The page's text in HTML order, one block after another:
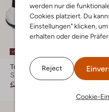
werden nur die
Cookies platziert. Du
Einstellungen" klicken,
erhalten oder deine
Reject
Cookie-
-50%
Tommy Hilfiger
Sneaker Low
€ 139,95